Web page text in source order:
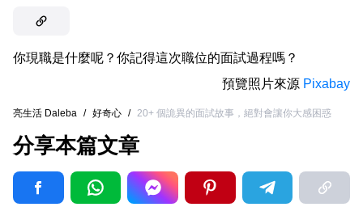
你現職是什麼呢？你記得這次職位的面試過程嗎？
預覽照片來源 Pixabay
亮生活 Daleba / 好奇心 / 20+ 個詭異的面試故事，絕對會讓你大感困惑
分享本篇文章